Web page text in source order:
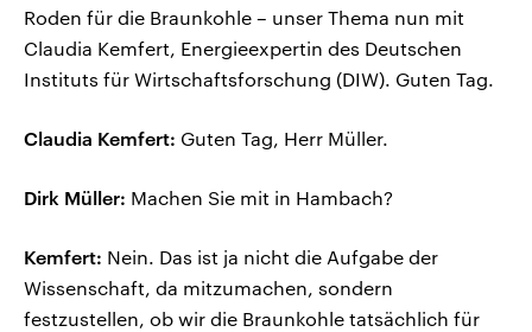
Roden für die Braunkohle – unser Thema nun mit
Claudia Kemfert, Energieexpertin des Deutschen
Instituts für Wirtschaftsforschung (DIW). Guten Tag.
Claudia Kemfert: Guten Tag, Herr Müller.
Dirk Müller: Machen Sie mit in Hambach?
Kemfert: Nein. Das ist ja nicht die Aufgabe der
Wissenschaft, da mitzumachen, sondern
festzustellen, ob wir die Braunkohle tatsächlich für